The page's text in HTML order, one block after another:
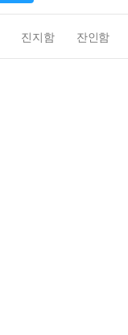
진지함 잔인함